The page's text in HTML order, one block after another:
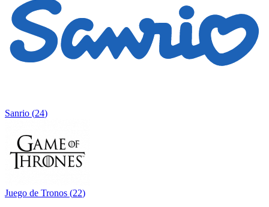
Sanrio (24)
Juego de Tronos (22)